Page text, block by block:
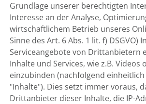
Grundlage unserer berechtigten
Interesse an der Analyse,
wirtschaftlichem Betrieb unseres
Sinne des Art. 6 Abs. 1 lit. f) DSGVO)
Serviceangebote von Drittanbietern
Inhalte und Services, wie z.B. Videos
einzubinden (nachfolgend
"Inhalte"). Dies setzt immer voraus,
Drittanbieter dieser Inhalte, die IP-